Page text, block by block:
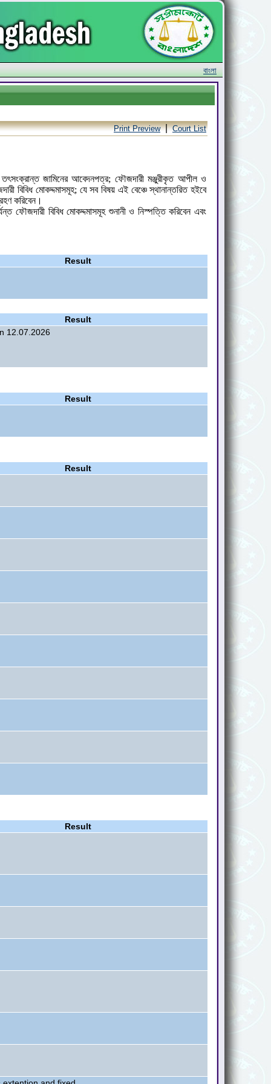
বাংলা
Print Preview|Court List
জামিনের আবেদনপত্র; ফৌজদারী মঞ্জুরীকৃত আপীল ও
মোকদ্দমাসমূহ; যে সব বিষয় এই বেঞ্চে স্থানান্তরিত হইবে
করিবেন।
ফৌজদারী বিবিধ মোকদ্দমাসমূহ শুনানী ও নিস্পত্তি করিবেন এবং
Result
Result
12.07.2026
Result
Result
Result